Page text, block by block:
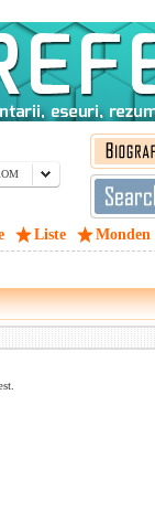
Liste Monden